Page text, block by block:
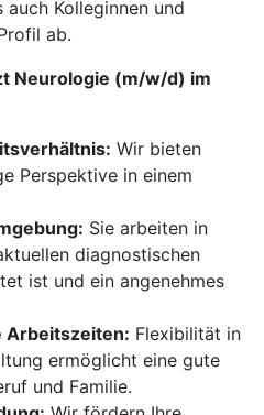
Kolleginnen und
ab.
Neurologie (m/w/d) im
Wir bieten
Perspektive in einem
Sie arbeiten in
diagnostischen
ist und ein angenehmes
Arbeitszeiten: Flexibilität in
ermöglicht eine gute
und Familie.